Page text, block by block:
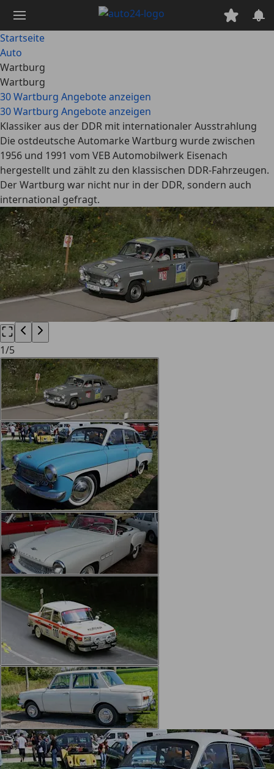
Hauptinhalt
springen
Startseite
Auto
Wartburg
Wartburg
30 Wartburg Angebote anzeigen
30 Wartburg Angebote anzeigen
Klassiker aus der DDR mit internationaler Ausstrahlung
Die ostdeutsche Automarke Wartburg wurde zwischen
1956 und 1991 vom VEB Automobilwerk Eisenach
hergestellt und zählt zu den klassischen DDR-Fahrzeugen.
Der Wartburg war nicht nur in der DDR, sondern auch
international gefragt.
1/5